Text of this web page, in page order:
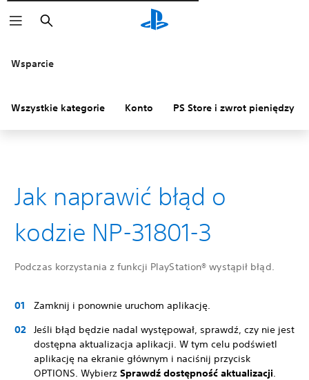
Wyszukaj
Wsparcie
Wszystkie kategorie Konto PS Store i zwrot pieniędzy
Jak naprawić błąd o
kodzie NP-31801-3
Podczas korzystania z funkcji PlayStation® wystąpił błąd.
Zamknij i ponownie uruchom aplikację.
Jeśli błąd będzie nadal występował, sprawdź, czy nie jest
dostępna aktualizacja aplikacji. W tym celu podświetl
aplikację na ekranie głównym i naciśnij przycisk
OPTIONS. Wybierz Sprawdź dostępność aktualizacji.